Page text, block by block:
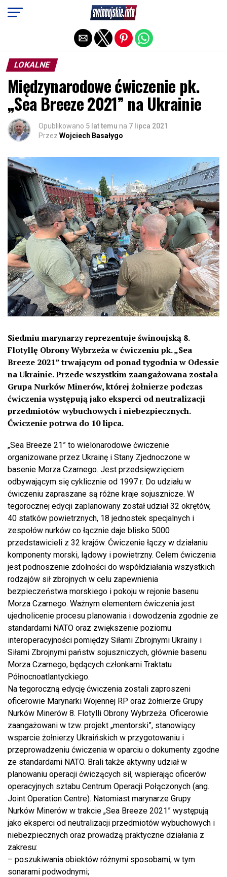
LOKALNE
Międzynarodowe ćwiczenie pk.
„Sea Breeze 2021” na Ukrainie
Opublikowano 5 lat temu na 7 lipca 2021
Przez Wojciech Basałygo
Siedmiu marynarzy reprezentuje świnoujską 8.
Flotyllę Obrony Wybrzeża w ćwiczeniu pk. „Sea
Breeze 2021” trwającym od ponad tygodnia w Odessie
na Ukrainie. Przede wszystkim zaangażowana została
Grupa Nurków Minerów, której żołnierze podczas
ćwiczenia występują jako eksperci od neutralizacji
przedmiotów wybuchowych i niebezpiecznych.
Ćwiczenie potrwa do 10 lipca.
„Sea Breeze 21” to wielonarodowe ćwiczenie
organizowane przez Ukrainę i Stany Zjednoczone w
basenie Morza Czarnego. Jest przedsięwzięciem
odbywającym się cyklicznie od 1997 r. Do udziału w
ćwiczeniu zapraszane są różne kraje sojusznicze. W
tegorocznej edycji zaplanowany został udział 32 okrętów,
40 statków powietrznych, 18 jednostek specjalnych i
zespołów nurków co łącznie daje blisko 5000
przedstawicieli z 32 krajów. Ćwiczenie łączy w działaniu
komponenty morski, lądowy i powietrzny. Celem ćwiczenia
jest podnoszenie zdolności do współdziałania wszystkich
rodzajów sił zbrojnych w celu zapewnienia
bezpieczeństwa morskiego i pokoju w rejonie basenu
Morza Czarnego. Ważnym elementem ćwiczenia jest
ujednolicenie procesu planowania i dowodzenia zgodnie ze
standardami NATO oraz zwiększenie poziomu
interoperacyjności pomiędzy Siłami Zbrojnymi Ukrainy i
Siłami Zbrojnymi państw sojuszniczych, głównie basenu
Morza Czarnego, będących członkami Traktatu
Północnoatlantyckiego.
Na tegoroczną edycję ćwiczenia zostali zaproszeni
oficerowie Marynarki Wojennej RP oraz żołnierze Grupy
Nurków Minerów 8. Flotylli Obrony Wybrzeża. Oficerowie
zaangażowani w tzw. projekt „mentorski”, stanowiący
wsparcie żołnierzy Ukraińskich w przygotowaniu i
przeprowadzeniu ćwiczenia w oparciu o dokumenty zgodne
ze standardami NATO. Brali także aktywny udział w
planowaniu operacji ćwiczących sił, wspierając oficerów
operacyjnych sztabu Centrum Operacji Połączonych (ang.
Joint Operation Centre). Natomiast marynarze Grupy
Nurków Minerów w trakcie „Sea Breeze 2021” występują
jako eksperci od neutralizacji przedmiotów wybuchowych i
niebezpiecznych oraz prowadzą praktyczne działania z
zakresu:
– poszukiwania obiektów różnymi sposobami, w tym
sonarami podwodnymi;
Exit mobile version